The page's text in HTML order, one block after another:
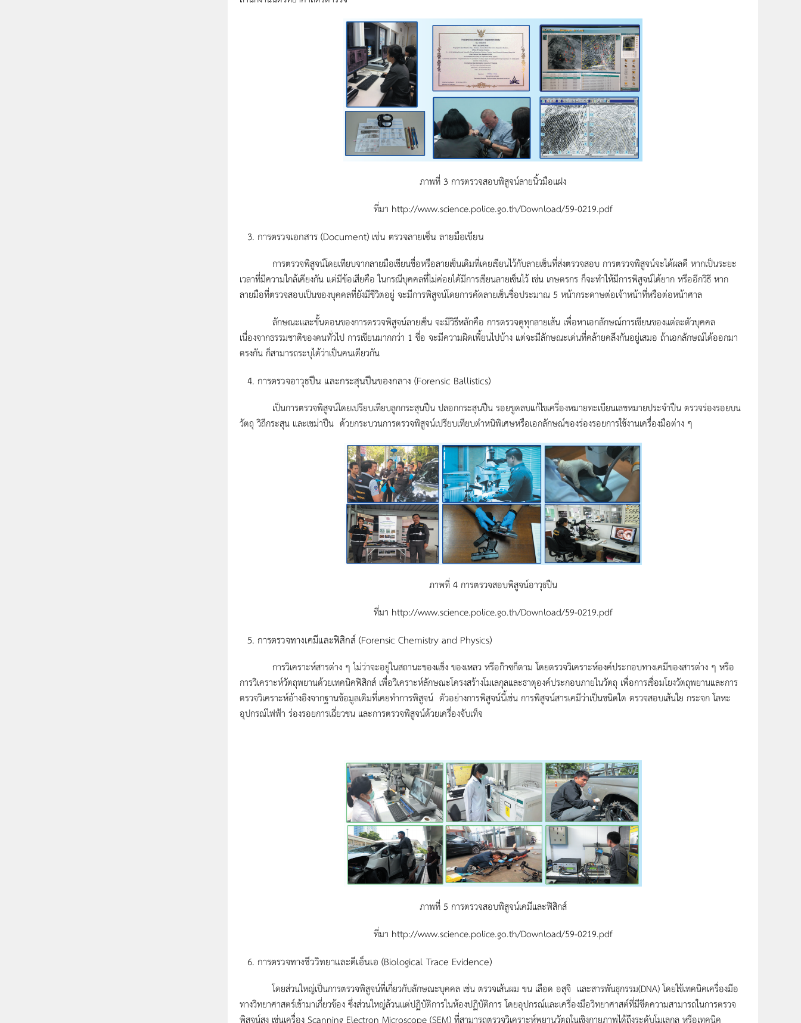
ภาพที่ 3 การตรวจสอบพิสูจน์ลายนิ้วมือแฝง
ที่มา http://www.science.police.go.th/Download/59-0219.pdf
การตรวจเอกสาร (Document) เช่น ตรวจลายเซ็น ลายมือเขียน
การตรวจพิสูจน์โดยเทียบจากลายมือเขียนชื่อหรือลายเซ็นเดิมที่เคยเขียนไว้กับลายเซ็นที่ส่งตรวจสอบ การตรวจพิสูจน์จะได้ผลดี หากเป็นระยะ
เวลาที่มีความใกล้เคียงกัน แต่มีข้อเสียคือ ในกรณีบุคคลที่ไม่ค่อยได้มีการเขียนลายเซ็นไว้ เช่น เกษตรกร ก็จะทำให้มีการพิสูจน์ได้ยาก หรืออีกวิธี หาก
ลายมือที่ตรวจสอบเป็นของบุคคลที่ยังมีชีวิตอยู่ จะมีการพิสูจน์โดยการคัดลายเซ็นชื่อประมาณ 5 หน้ากระดาษต่อเจ้าหน้าที่หรือต่อหน้าศาล
ลักษณะและขั้นตอนของการตรวจพิสูจน์ลายเซ็น จะมีวิธีหลักคือ การตรวจดูทุกลายเส้น เพื่อหาเอกลักษณ์การเขียนของแต่ละตัวบุคคล
เนื่องจากธรรมชาติของคนทั่วไป การเขียนมากกว่า 1 ชื่อ จะมีความผิดเพี้ยนไปบ้าง แต่จะมีลักษณะเด่นที่คล้ายคลึงกันอยู่เสมอ ถ้าเอกลักษณ์ได้ออกมา
ตรงกัน ก็สามารถระบุได้ว่าเป็นคนเดียวกัน
การตรวจอาวุธปืน และกระสุนปืนของกลาง (Forensic Ballistics)
เป็นการตรวจพิสูจน์โดยเปรียบเทียบลูกกระสุนปืน ปลอกกระสุนปืน รอยขูดลบแก้ไขเครื่องหมายทะเบียนเลขหมายประจำปืน ตรวจร่องรอยบน
วัตถุ วิถีกระสุน และเขม่าปืน ด้วยกระบวนการตรวจพิสูจน์เปรียบเทียบตำหนิพิเศษหรือเอกลักษณ์ของร่องรอยการใช้งานเครื่องมือต่าง ๆ
ภาพที่ 4 การตรวจสอบพิสูจน์อาวุธปืน
ที่มา http://www.science.police.go.th/Download/59-0219.pdf
การตรวจทางเคมีและฟิสิกส์ (Forensic Chemistry and Physics)
การวิเคราะห์สารต่าง ๆ ไม่ว่าจะอยู่ในสถานะของแข็ง ของเหลว หรือก๊าซก็ตาม โดยตรวจวิเคราะห์องค์ประกอบทางเคมีของสารต่าง ๆ หรือ
การวิเคราะห์วัตถุพยานด้วยเทคนิคฟิสิกส์ เพื่อวิเคราะห์ลักษณะโครงสร้างโมเลกุลและธาตุองค์ประกอบภายในวัตถุ เพื่อการเชื่อมโยงวัตถุพยานและการ
ตรวจวิเคราะห์อ้างอิงจากฐานข้อมูลเดิมที่เคยทำการพิสูจน์ ตัวอย่างการพิสูจน์นี้เช่น การพิสูจน์สารเคมีว่าเป็นชนิดใด ตรวจสอบเส้นใย กระจก โลหะ
อุปกรณ์ไฟฟ้า ร่องรอยการเฉี่ยวชน และการตรวจพิสูจน์ด้วยเครื่องจับเท็จ
ภาพที่ 5 การตรวจสอบพิสูจน์เคมีและฟิสิกส์
ที่มา http://www.science.police.go.th/Download/59-0219.pdf
การตรวจทางชีววิทยาและดีเอ็นเอ (Biological Trace Evidence)
โดยส่วนใหญ่เป็นการตรวจพิสูจน์ที่เกี่ยวกับลักษณะบุคคล เช่น ตรวจเส้นผม ขน เลือด อสุจิ และสารพันธุกรรม(DNA) โดยใช้เทคนิคเครื่องมือ
ทางวิทยาศาสตร์เข้ามาเกี่ยวข้อง ซึ่งส่วนใหญ่ล้วนแต่ปฏิบัติการในห้องปฏิบัติการ โดยอุปกรณ์และเครื่องมือวิทยาศาสต์ที่มีขีดความสามารถในการตรวจ
พิสูจน์สูง เช่นเครื่อง Scanning Electron Microscope (SEM) ที่สามารถตรวจวิเคราะห์พยานวัตถุในเชิงกายภาพได้ถึงระดับโมเลกุล หรือเทคนิค